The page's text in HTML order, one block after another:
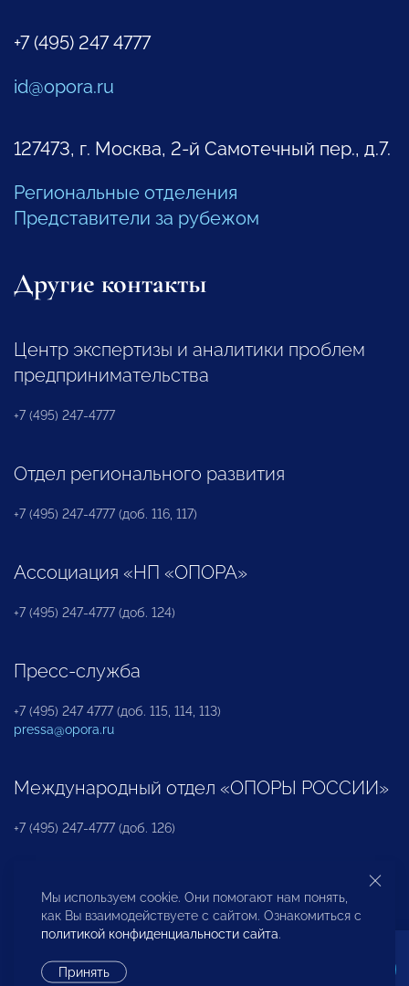
+7 (495) 247 4777
id@opora.ru
127473, г. Москва, 2-й Самотечный пер., д.7.
Региональные отделения
Представители за рубежом
Другие контакты
Центр экспертизы и аналитики проблем
предпринимательства
+7 (495) 247-4777
Отдел регионального развития
+7 (495) 247-4777 (доб. 116, 117)
Ассоциация «НП «ОПОРА»
+7 (495) 247-4777 (доб. 124)
Пресс-служба
+7 (495) 247 4777 (доб. 115, 114, 113)
pressa@opora.ru
Международный отдел «ОПОРЫ РОССИИ»
+7 (495) 247-4777 (доб. 126)
Бюро по защите прав предпринимателей и
инвесторов
Мы используем cookie. Они помогают нам понять,
как Вы взаимодействуете с сайтом. Ознакомиться с
политикой конфиденциальности сайта.
Принять